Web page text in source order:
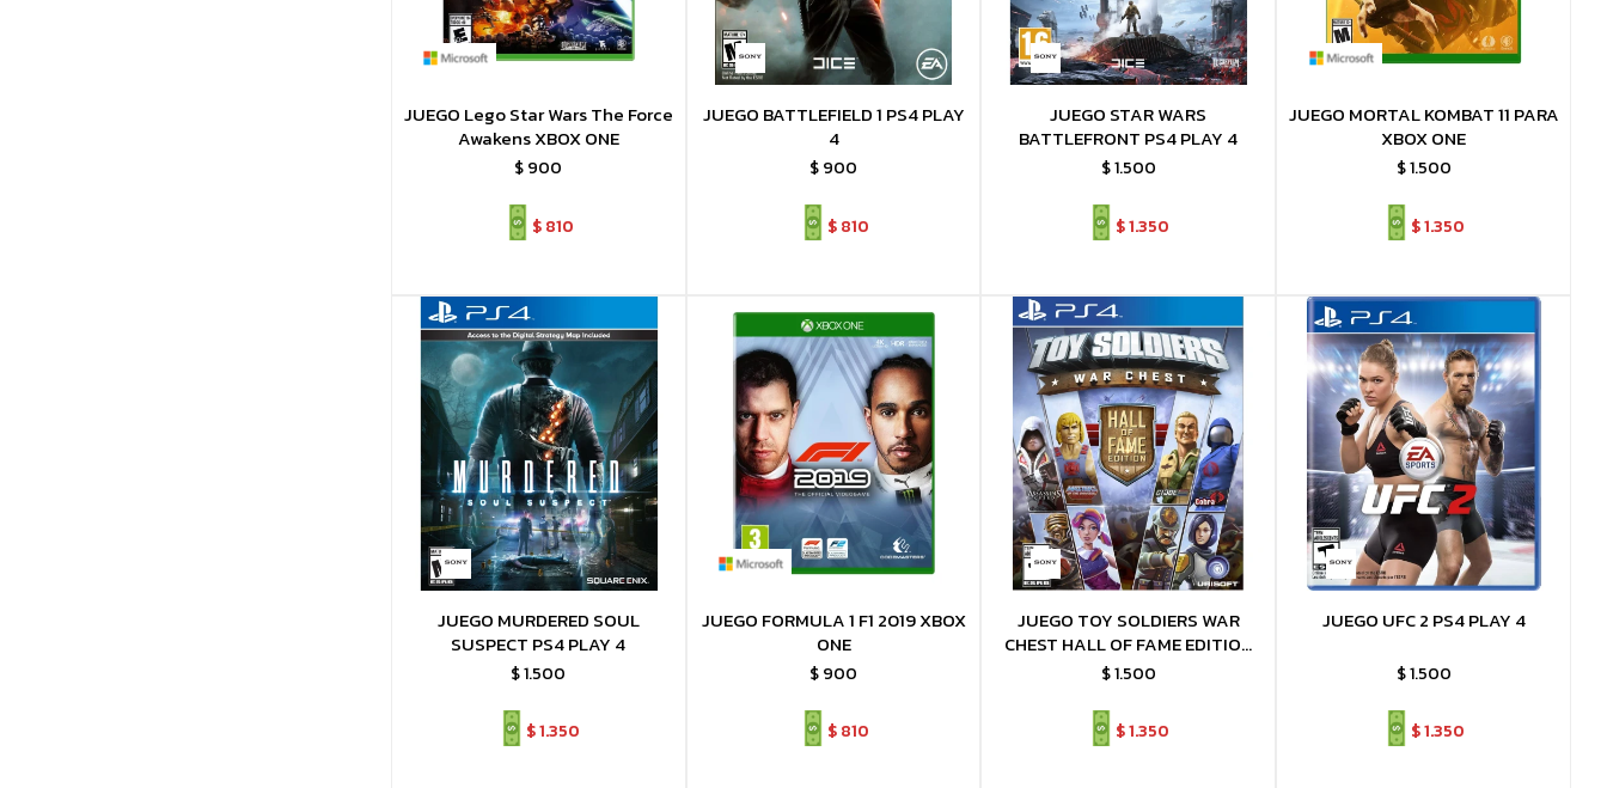
JUEGO Lego Star Wars The Force
Awakens XBOX ONE
$900
$ 810
JUEGO BATTLEFIELD 1 PS4 PLAY
4
$900
$ 810
JUEGO STAR WARS
BATTLEFRONT PS4 PLAY 4
$1.500
$1.350
JUEGO MORTAL KOMBAT 11 PARA
XBOX ONE
$1.500
$1.350
JUEGO MURDERED SOUL
SUSPECT PS4 PLAY 4
$1.500
$1.350
JUEGO FORMULA 1 F1 2019 XBOX
ONE
$900
$ 810
JUEGO TOY SOLDIERS WAR
CHEST HALL OF FAME EDITION
PS4
$1.500
$1.350
JUEGO UFC 2 PS4 PLAY 4
$1.500
$1.350